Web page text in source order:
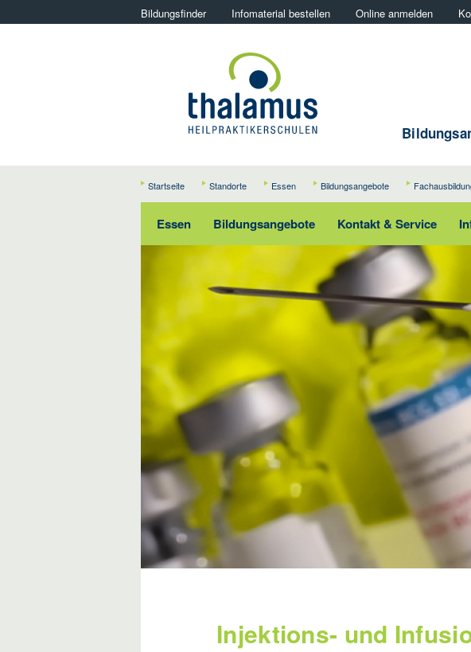
Bildungsfinder Infomaterial bestellen Online anmelden
Startseite Standorte Essen Bildungsangebote
Essen Bildungsangebote Kontakt & Service
Injektions- und